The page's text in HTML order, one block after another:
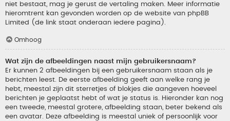
niet bestaat, mag je gerust de vertaling maken. Meer informatie
hieromtrent kan gevonden worden op de website van phpBB
Limited (de link staat onderaan iedere pagina).
Omhoog
Wat zijn de afbeeldingen naast mijn gebruikersnaam?
Er kunnen 2 afbeeldingen bij een gebruikersnaam staan als je
berichten leest. De eerste afbeelding geeft aan welke rang je
hebt, meestal zijn dit sterretjes of blokjes die aangeven hoeveel
berichten je geplaatst hebt of wat je status is. Hieronder kan nog
een tweede, meestal grotere, afbeelding staan, beter bekend als
een avatar. Deze afbeelding is meestal uniek of persoonlijk voor